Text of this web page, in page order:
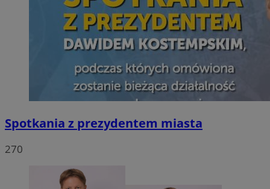
Spotkania z prezydentem miasta
270